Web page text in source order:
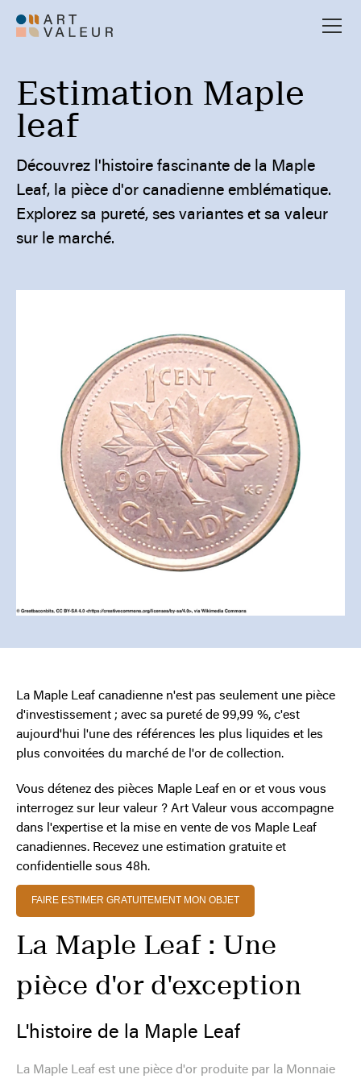
Estimation Maple
leaf
Découvrez l'histoire fascinante de la Maple
Leaf, la pièce d'or canadienne emblématique.
Explorez sa pureté, ses variantes et sa valeur
sur le marché.
La Maple Leaf canadienne n'est pas seulement une pièce
d'investissement ; avec sa pureté de 99,99 %, c'est
aujourd'hui l'une des références les plus liquides et les
plus convoitées du marché de l'or de collection.
Vous détenez des pièces Maple Leaf en or et vous vous
interrogez sur leur valeur ? Art Valeur vous accompagne
dans l'expertise et la mise en vente de vos Maple Leaf
canadiennes. Recevez une estimation gratuite et
confidentielle sous 48h.
FAIRE ESTIMER GRATUITEMENT MON OBJET
La Maple Leaf : Une
pièce d'or d'exception
L'histoire de la Maple Leaf
La Maple Leaf est une pièce d'or produite par la Monnaie